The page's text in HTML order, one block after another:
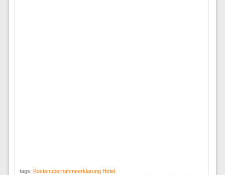
tags: Kostenubernahmeerklarung Hotel